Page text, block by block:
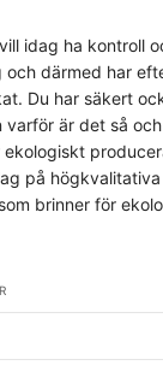
idag ha kontroll
därmed har
Du har säkert
varför är det så
på
brinner för